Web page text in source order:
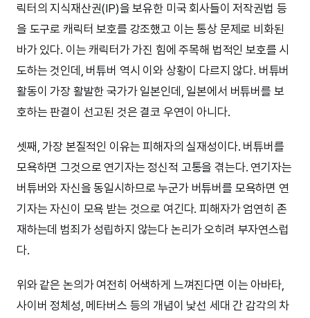
릭터의 지식재산권(IP)을 보유한 미국 회사들이 저작권법 등
을 도구로 캐릭터 보호를 강조했고 이는 통상 문제로 비화된
바가 있다. 이는 캐릭터가 가진 힘에 주목해 법적인 보호를 시
도하는 것인데, 버튜버 역시 이와 상황이 다르지 않다. 버튜버
활동이 가장 활발한 국가가 일본인데, 일본에서 버튜버를 보
호하는 판결이 선고된 것은 결코 우연이 아니다.
셋째, 가장 본질적인 이유는 피해자의 실재성이다. 버튜버를
모욕하면 그것으로 연기자는 정신적 고통을 겪는다. 연기자는
버튜버와 자신을 동일시하므로 누군가 버튜버를 모욕하면 연
기자는 자신이 모욕 받는 것으로 여긴다. 피해자가 엄연히 존
재하는데 범죄가 성립하지 않는다 논리가 오히려 부자연스럽
다.
위와 같은 논의가 여전히 어색하게 느껴진다면 이는 아바타,
사이버 정체성, 메타버스 등의 개념이 낯선 세대 간 감각의 차